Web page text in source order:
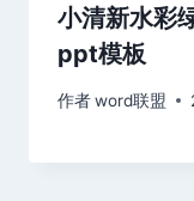
小清新水彩
ppt模板
作者word联盟